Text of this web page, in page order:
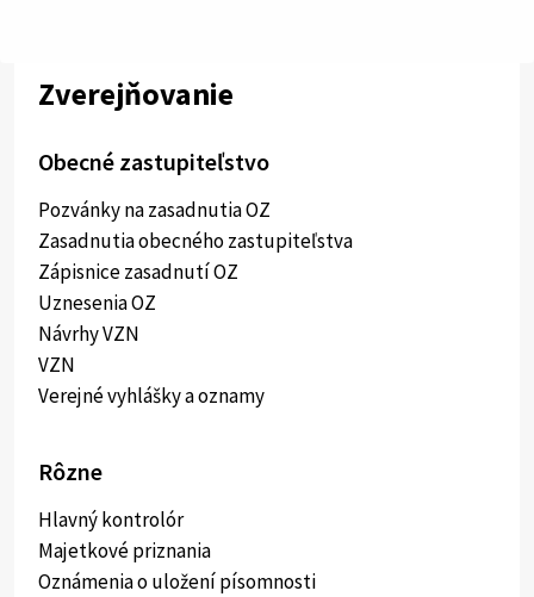
Zverejňovanie
Obecné zastupiteľstvo
Pozvánky na zasadnutia OZ
Zasadnutia obecného zastupiteľstva
Zápisnice zasadnutí OZ
Uznesenia OZ
Návrhy VZN
VZN
Verejné vyhlášky a oznamy
Rôzne
Hlavný kontrolór
Majetkové priznania
Oznámenia o uložení písomnosti